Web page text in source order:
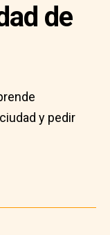
de
y pedir